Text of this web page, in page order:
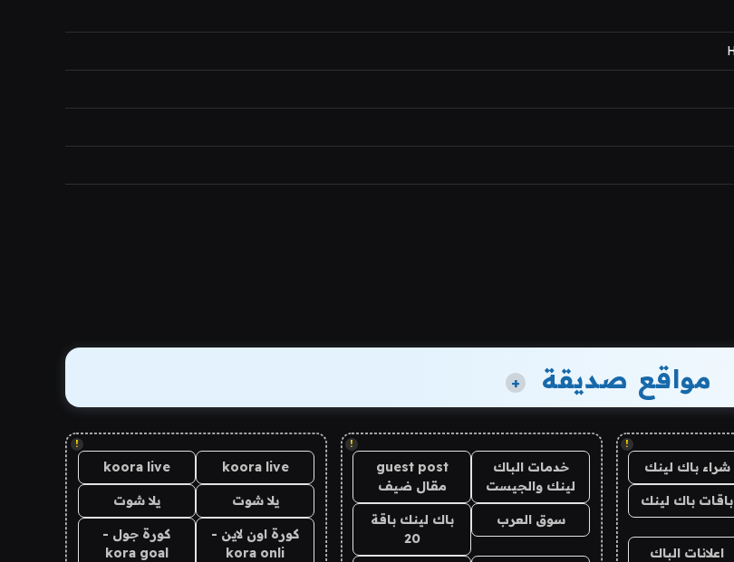
مواقع صديقة +
!
شراء باك لينك
باقات باك لينك
اعلانات الباك
!
خدمات الباك
لينك والجيست
guest post
مقال ضيف
سوق العرب
باك لينك باقة
20
!
koora live
koora live
يلا شوت يلا شوت
كورة اون لاين -
kora onli
كورة جول -
kora goal